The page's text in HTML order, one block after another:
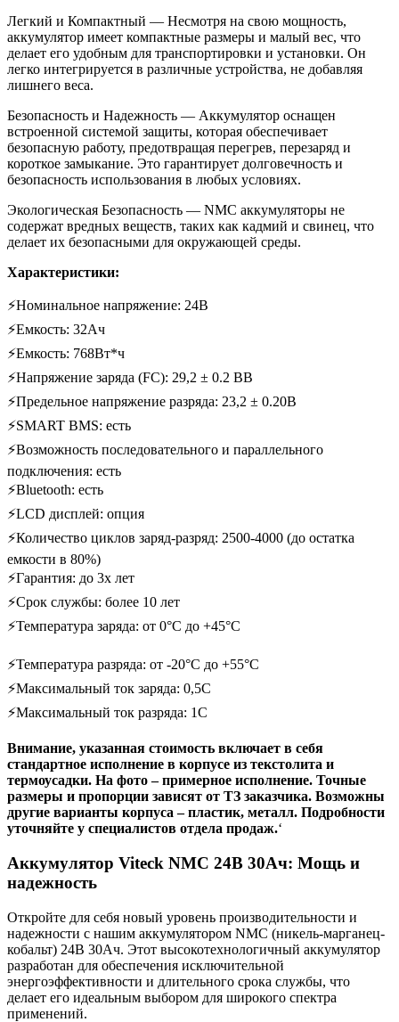
Легкий и Компактный — Несмотря на свою мощность,
аккумулятор имеет компактные размеры и малый вес, что
делает его удобным для транспортировки и установки. Он
легко интегрируется в различные устройства, не добавляя
лишнего веса.
Безопасность и Надежность — Аккумулятор оснащен
встроенной системой защиты, которая обеспечивает
безопасную работу, предотвращая перегрев, перезаряд и
короткое замыкание. Это гарантирует долговечность и
безопасность использования в любых условиях.
Экологическая Безопасность — NMC аккумуляторы не
содержат вредных веществ, таких как кадмий и свинец, что
делает их безопасными для окружающей среды.
Характеристики:
⚡Номинальное напряжение: 24В
⚡Емкость: 32Ач
⚡Емкость: 768Вт*ч
⚡Напряжение заряда (FC): 29,2 ± 0.2 ВВ
⚡Предельное напряжение разряда: 23,2 ± 0.20В
⚡SMART BMS: есть
⚡Возможность последовательного и параллельного
подключения: есть
⚡Bluetooth: есть
⚡LCD дисплей: опция
⚡Количество циклов заряд-разряд: 2500-4000 (до остатка
емкости в 80%)
⚡Гарантия: до 3х лет
⚡Срок службы: более 10 лет
⚡Температура заряда: от 0°С до +45°С
⚡Температура разряда: от -20°С до +55°С
⚡Максимальный ток заряда: 0,5С
⚡Максимальный ток разряда: 1С
Внимание, указанная стоимость включает в себя
стандартное исполнение в корпусе из текстолита и
термоусадки. На фото – примерное исполнение. Точные
размеры и пропорции зависят от ТЗ заказчика. Возможны
другие варианты корпуса – пластик, металл. Подробности
уточняйте у специалистов отдела продаж.‘
Аккумулятор Viteck NMC 24В 30Ач: Мощь и
надежность
Откройте для себя новый уровень производительности и
надежности с нашим аккумулятором NMC (никель-марганец-
кобальт) 24В 30Ач. Этот высокотехнологичный аккумулятор
разработан для обеспечения исключительной
энергоэффективности и длительного срока службы, что
делает его идеальным выбором для широкого спектра
применений.